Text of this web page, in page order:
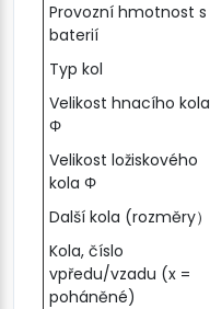
Provozní hmotnost s
baterií
Typ kol
Velikost hnacího kola
Φ
Velikost ložiskového
kola Φ
Další kola (rozměry）
Kola, číslo
vpředu/vzadu (x =
poháněné)